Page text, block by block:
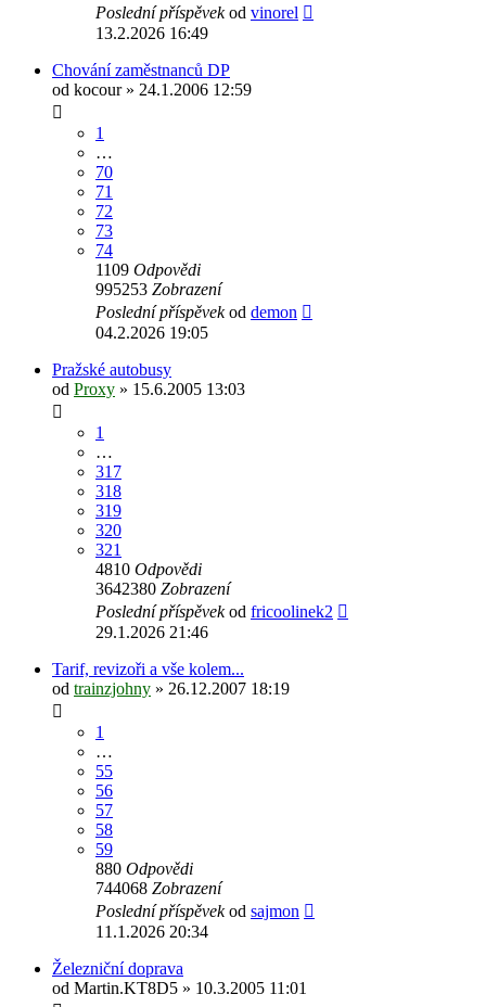
Poslední příspěvekod vinorel
13.2.2026 16:49
Chování zaměstnanců DP
od kocour» 24.1.2006 12:59
1
…
70
71
72
73
74
1109 Odpovědi
995253 Zobrazení
Poslední příspěvekod demon
04.2.2026 19:05
Pražské autobusy
od Proxy » 15.6.2005 13:03
1
…
317
318
319
320
321
4810 Odpovědi
3642380 Zobrazení
Poslední příspěvekod fricoolinek2
29.1.2026 21:46
Tarif, revizoři a vše kolem...
od trainzjohny » 26.12.2007 18:19
1
…
55
56
57
58
59
880 Odpovědi
744068 Zobrazení
Poslední příspěvekod sajmon
11.1.2026 20:34
Železniční doprava
od Martin.KT8D5 » 10.3.2005 11:01